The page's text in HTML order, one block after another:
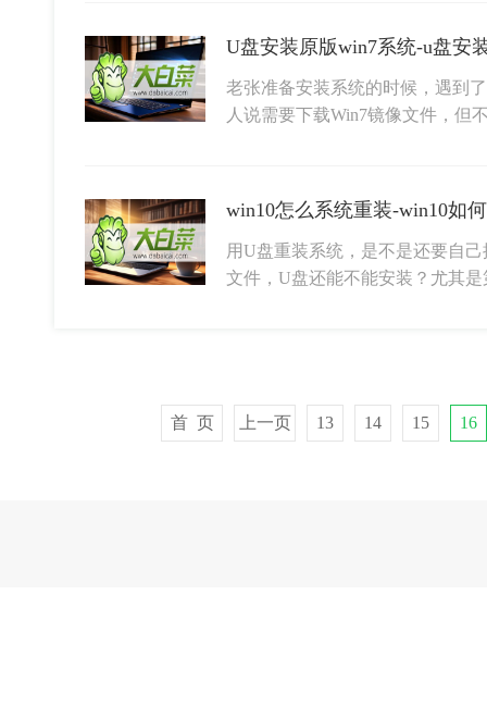
U盘安装原版win7系统-u盘安
老张准备安装系统的时候，遇到
人说需要下载Win7镜像文件，但
win10怎么系统重装-win10如
用U盘重装系统，是不是还要自
文件，U盘还能不能安装？尤其
首 页 上一页 13 14 15 16